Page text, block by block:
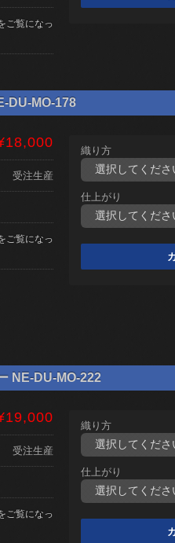
ご覧になっ
DU-MO-178
受注生産
ご覧になっ
織り方
仕上がり
NE-DU-MO-222
受注生産
ご覧になっ
織り方
仕上がり